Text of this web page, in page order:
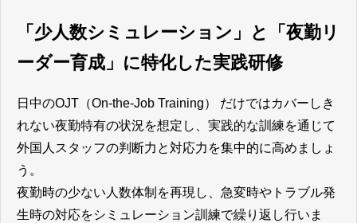
「少人数シミュレーション」と「夜勤リ
ーダー育成」に特化した実践研修
日中のOJT（On-the-Job Training） だけではカバーしき
れない夜勤特有の状況を想定し、実践的な訓練を通じて
外国人スタッフの判断力と対応力を集中的に高めましょ
う。
夜勤時の少ない人数体制を再現し、急変時やトラブル発
生時の対応をシミュレーション訓練で繰り返し行いま